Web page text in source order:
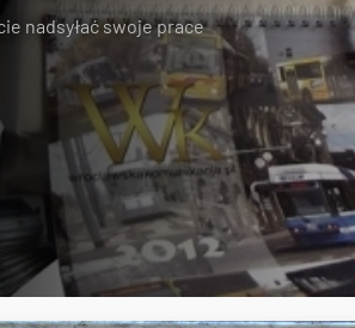
nadsyłać swoje prace